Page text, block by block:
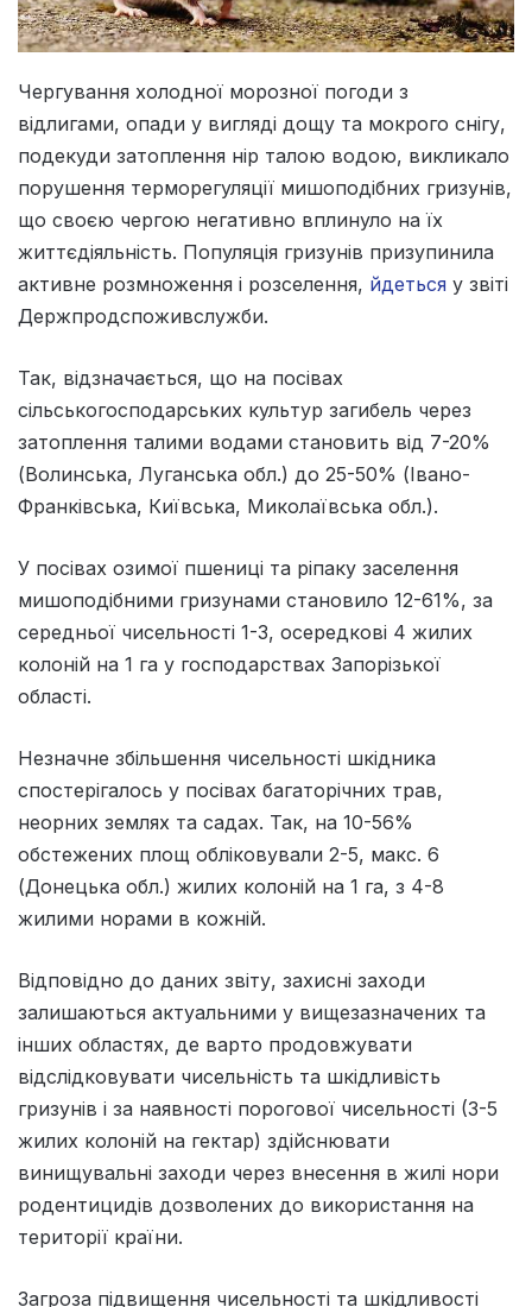
Чергування холодної морозної погоди з
відлигами, опади у вигляді дощу та мокрого снігу,
подекуди затоплення нір талою водою, викликало
порушення терморегуляції мишоподібних гризунів,
що своєю чергою негативно вплинуло на їх
життєдіяльність. Популяція гризунів призупинила
активне розмноження і розселення, йдеться у звіті
Держпродспоживслужби.
Так, відзначається, що на посівах
сільськогосподарських культур загибель через
затоплення талими водами становить від 7-20%
(Волинська, Луганська обл.) до 25-50% (Івано-
Франківська, Київська, Миколаївська обл.).
У посівах озимої пшениці та ріпаку заселення
мишоподібними гризунами становило 12-61%, за
середньої чисельності 1-3, осередкові 4 жилих
колоній на 1 га у господарствах Запорізької
області.
Незначне збільшення чисельності шкідника
спостерігалось у посівах багаторічних трав,
неорних землях та садах. Так, на 10-56%
обстежених площ обліковували 2-5, макс. 6
(Донецька обл.) жилих колоній на 1 га, з 4-8
жилими норами в кожній.
Відповідно до даних звіту, захисні заходи
залишаються актуальними у вищезазначених та
інших областях, де варто продовжувати
відслідковувати чисельність та шкідливість
гризунів і за наявності порогової чисельності (3-5
жилих колоній на гектар) здійснювати
винищувальні заходи через внесення в жилі нори
родентицидів дозволених до використання на
території країни.
Загроза підвищення чисельності та шкідливості